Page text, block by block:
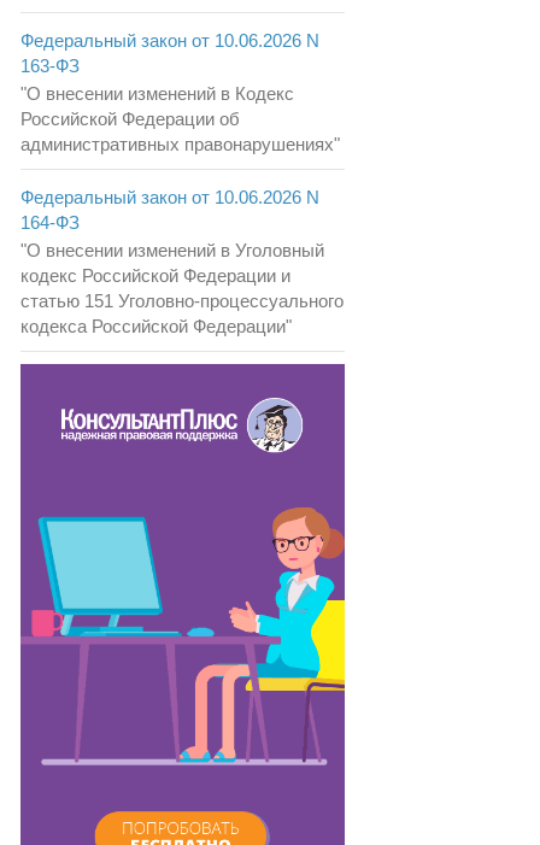
Федеральный закон от 10.06.2026 N
163-ФЗ
"О внесении изменений в Кодекс
Российской Федерации об
административных правонарушениях"
Федеральный закон от 10.06.2026 N
164-ФЗ
"О внесении изменений в Уголовный
кодекс Российской Федерации и
статью 151 Уголовно-процессуального
кодекса Российской Федерации"